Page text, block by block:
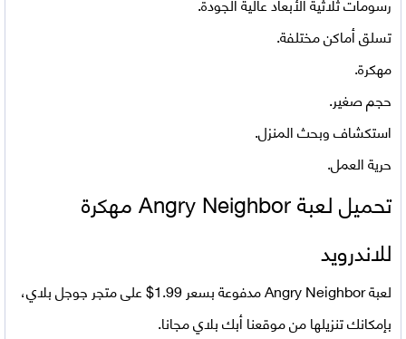
تسلق أماكن مختلفة.
مهكرة.
حجم صغير.
استكشاف وبحث المنزل.
حرية العمل.
تحميل لعبة Angry Neighbor مهكرة
للاندرويد
لعبة Angry Neighbor مدفوعة بسعر 1.99$ على متجر جوجل بلاي،
بإمكانك تنزيلها من موقعنا أبك بلاي مجانا.